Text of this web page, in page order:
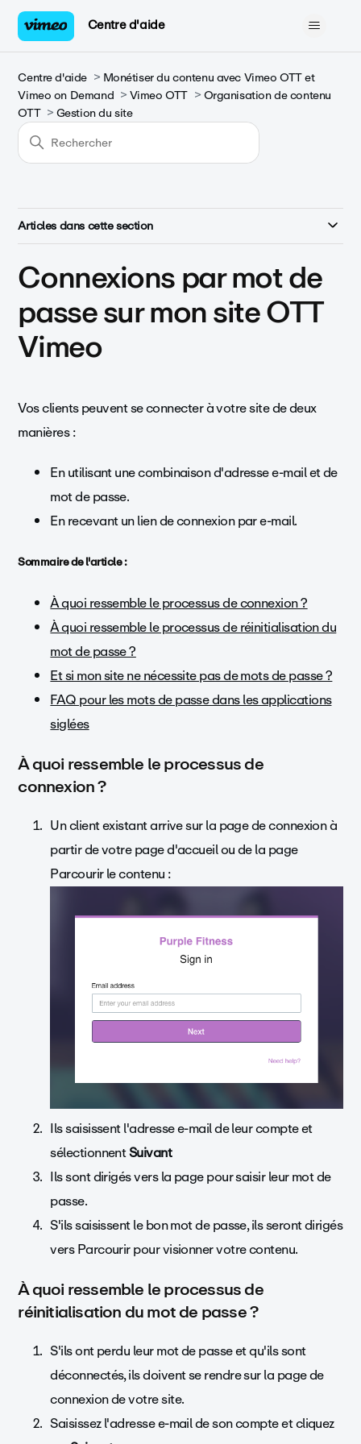
Centre d'aide
Centre d'aide
Monétiser du contenu avec Vimeo OTT et
Vimeo on Demand
Vimeo OTT
Organisation de contenu
OTT
Gestion du site
Articles dans cette section
Connexions par mot de
passe sur mon site OTT
Vimeo
Vos clients peuvent se connecter à votre site de deux
manières :
En utilisant une combinaison d'adresse e-mail et de
mot de passe.
En recevant un lien de connexion par e-mail.
Sommaire de l'article :
À quoi ressemble le processus de connexion ?
À quoi ressemble le processus de réinitialisation du
mot de passe ?
Et si mon site ne nécessite pas de mots de passe ?
FAQ pour les mots de passe dans les applications
siglées
À quoi ressemble le processus de
connexion ?
Un client existant arrive sur la page de connexion à
partir de votre page d'accueil ou de la page
Parcourir le contenu :
Ils saisissent l'adresse e-mail de leur compte et
sélectionnentSuivant
Ils sont dirigés vers la page pour saisir leur mot de
passe.
S'ils saisissent le bon mot de passe, ils seront dirigés
vers Parcourir pour visionner votre contenu.
À quoi ressemble le processus de
réinitialisation du mot de passe ?
S'ils ont perdu leur mot de passe et qu'ils sont
déconnectés, ils doivent se rendre sur la page de
connexion de votre site.
Saisissez l'adresse e-mail de son compte et cliquez